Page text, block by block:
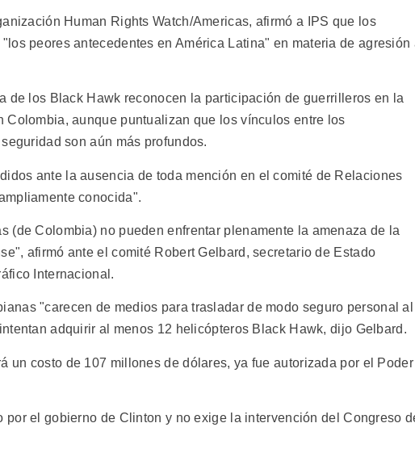
Human Rights Watch/Americas, afirmó a IPS que los
peores antecedentes en América Latina" en materia de agresión
de los Black Hawk reconocen la participación de guerrilleros en la
Colombia, aunque puntualizan que los vínculos entre los
son aún más profundos.
ante la ausencia de toda mención en el comité de Relaciones
conocida".
(de Colombia) no pueden enfrentar plenamente la amenaza de la
afirmó ante el comité Robert Gelbard, secretario de Estado
Internacional.
"carecen de medios para trasladar de modo seguro personal al
adquirir al menos 12 helicópteros Black Hawk, dijo Gelbard.
un costo de 107 millones de dólares, ya fue autorizada por el Poder
por el gobierno de Clinton y no exige la intervención del Congreso